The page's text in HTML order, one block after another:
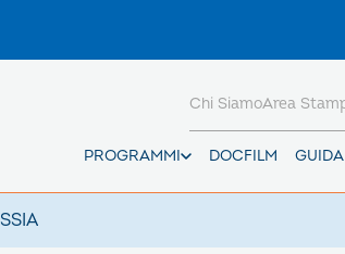
PROGRAMMI DOCFILM
Chi SiamoArea